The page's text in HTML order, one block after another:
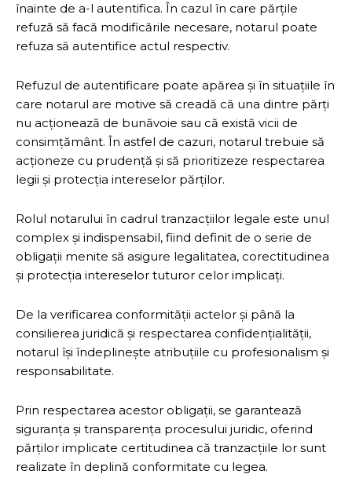
înainte de a-l autentifica. În cazul în care părțile
refuză să facă modificările necesare, notarul poate
refuza să autentifice actul respectiv.
Refuzul de autentificare poate apărea și în situațiile în
care notarul are motive să creadă că una dintre părți
nu acționează de bunăvoie sau că există vicii de
consimțământ. În astfel de cazuri, notarul trebuie să
acționeze cu prudență și să prioritizeze respectarea
legii și protecția intereselor părților.
Rolul notarului în cadrul tranzacțiilor legale este unul
complex și indispensabil, fiind definit de o serie de
obligații menite să asigure legalitatea, corectitudinea
și protecția intereselor tuturor celor implicați.
De la verificarea conformității actelor și până la
consilierea juridică și respectarea confidențialității,
notarul își îndeplinește atribuțiile cu profesionalism și
responsabilitate.
Prin respectarea acestor obligații, se garantează
siguranța și transparența procesului juridic, oferind
părților implicate certitudinea că tranzacțiile lor sunt
realizate în deplină conformitate cu legea.